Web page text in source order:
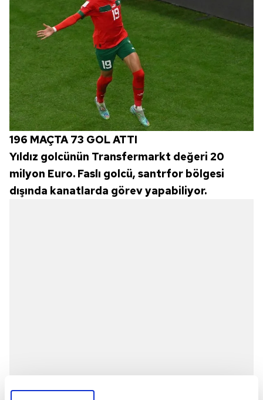
196 MAÇTA 73 GOL ATTI
Yıldız golcünün Transfermarkt değeri 20
milyon Euro. Faslı golcü, santrfor bölgesi
dışında kanatlarda görev yapabiliyor.